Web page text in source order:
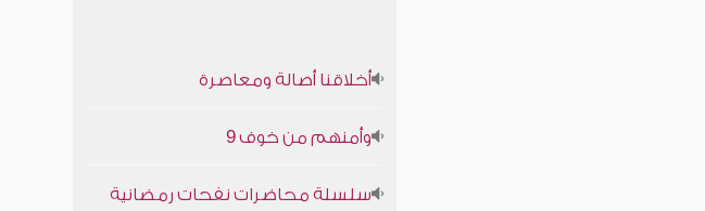
أخلاقنا أصالة ومعاصرة
وأمنهم من خوف 9
سلسلة محاضرات نفحات رمضانية